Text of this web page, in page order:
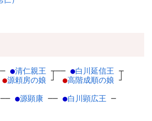
●清仁親王 ┬
●源頼房の娘 ┘
── ●白川延信王 ┬
●高階成順の娘 ┘
── ●源顕康 ── ●白川顕広王 ─